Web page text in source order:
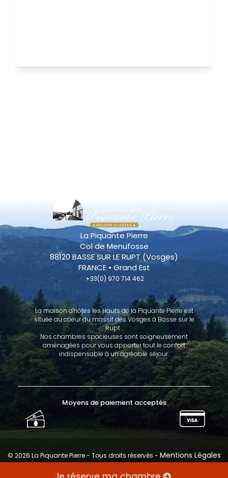
La Piquante Pierre
Col de Menufosse
88120 BASSE SUR LE RUPT (Vosges)
FRANCE • Grand Est
+33(0) 970 714 462
La maison d'hôtes les Hauts de la Piquante Pierre est
située au coeur du massif des Vosges à Basse sur le
Rupt .
Nos chambres spacieuses sont soigneusement
aménagées pour vous apporter tout le confort
indispensable à un agréable séjour.
Moyens de paiement acceptés
© 2026 La Piquante Pierre - Tous droits réservés - Mentions Légales
Propulsé avec édité par Pixad.fr